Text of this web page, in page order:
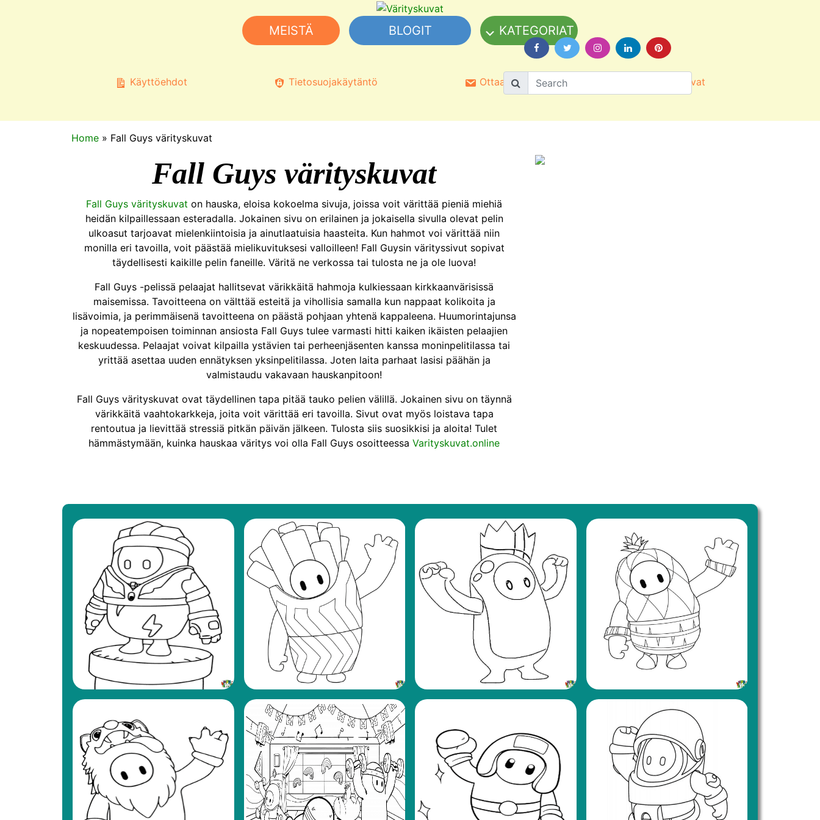
MEISTÄ BLOGIT KATEGORIAT
Käyttöehdot Tietosuojakäytäntö Ottaa yhteyttä Värityskuvat
Home » Fall Guys värityskuvat
Fall Guys värityskuvat
Fall Guys värityskuvat on hauska, eloisa kokoelma sivuja, joissa voit värittää pieniä miehiä
heidän kilpaillessaan esteradalla. Jokainen sivu on erilainen ja jokaisella sivulla olevat pelin
ulkoasut tarjoavat mielenkiintoisia ja ainutlaatuisia haasteita. Kun hahmot voi värittää niin
monilla eri tavoilla, voit päästää mielikuvituksesi valloilleen! Fall Guysin värityssivut sopivat
täydellisesti kaikille pelin faneille. Väritä ne verkossa tai tulosta ne ja ole luova!
Fall Guys -pelissä pelaajat hallitsevat värikkäitä hahmoja kulkiessaan kirkkaanvärisissä
maisemissa. Tavoitteena on välttää esteitä ja vihollisia samalla kun nappaat kolikoita ja
lisävoimia, ja perimmäisenä tavoitteena on päästä pohjaan yhtenä kappaleena. Huumorintajunsa
ja nopeatempoisen toiminnan ansiosta Fall Guys tulee varmasti hitti kaiken ikäisten pelaajien
keskuudessa. Pelaajat voivat kilpailla ystävien tai perheenjäsenten kanssa moninpelitilassa tai
yrittää asettaa uuden ennätyksen yksinpelitilassa. Joten laita parhaat lasisi päähän ja
valmistaudu vakavaan hauskanpitoon!
Fall Guys värityskuvat ovat täydellinen tapa pitää tauko pelien välillä. Jokainen sivu on täynnä
värikkäitä vaahtokarkkeja, joita voit värittää eri tavoilla. Sivut ovat myös loistava tapa
rentoutua ja lievittää stressiä pitkän päivän jälkeen. Tulosta siis suosikkisi ja aloita! Tulet
hämmästymään, kuinka hauskaa väritys voi olla Fall Guys osoitteessa Varityskuvat.online